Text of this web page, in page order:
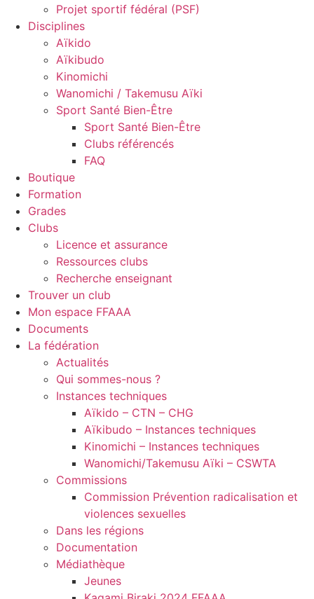
Projet sportif fédéral (PSF)
Disciplines
Aïkido
Aïkibudo
Kinomichi
Wanomichi / Takemusu Aïki
Sport Santé Bien-Être
Sport Santé Bien-Être
Clubs référencés
FAQ
Boutique
Formation
Grades
Clubs
Licence et assurance
Ressources clubs
Recherche enseignant
Trouver un club
Mon espace FFAAA
Documents
La fédération
Actualités
Qui sommes-nous ?
Instances techniques
Aïkido – CTN – CHG
Aïkibudo – Instances techniques
Kinomichi – Instances techniques
Wanomichi/Takemusu Aïki – CSWTA
Commissions
Commission Prévention radicalisation et
violences sexuelles
Dans les régions
Documentation
Médiathèque
Jeunes